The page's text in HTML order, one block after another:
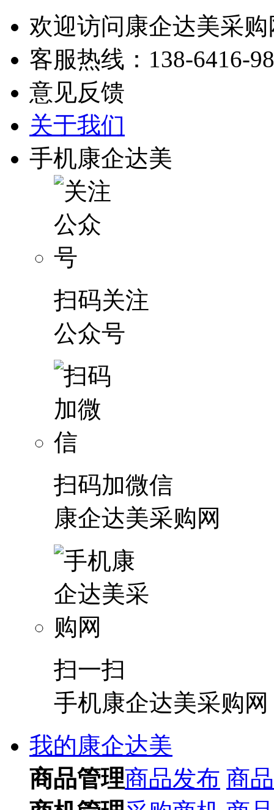
欢迎访问康企达美采购
客服热线： 138-6416-
意见反馈
关于我们
手机康企达美
扫码关注
公众号
扫码加微信
康企达美采购网
扫一扫
手机康企达美采购网
我的康企达美
商品管理商品发布 商